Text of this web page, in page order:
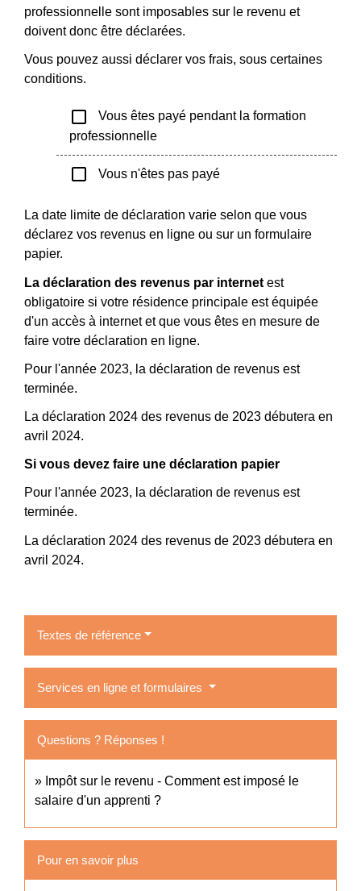
professionnelle sont imposables sur le revenu et
doivent donc être déclarées.
Vous pouvez aussi déclarer vos frais, sous certaines
conditions.
check_box_outline_blank
Vous êtes payé pendant la formation
professionnelle
check_box_outline_blank Vous n'êtes pas payé
La date limite de déclaration varie selon que vous
déclarez vos revenus en ligne ou sur un formulaire
papier.
La déclaration des revenus par internet est
obligatoire si votre résidence principale est équipée
d'un accès à internet et que vous êtes en mesure de
faire votre déclaration en ligne.
Pour l'année 2023, la déclaration de revenus est
terminée.
La déclaration 2024 des revenus de 2023 débutera en
avril 2024.
Si vous devez faire une déclaration papier
Pour l'année 2023, la déclaration de revenus est
terminée.
La déclaration 2024 des revenus de 2023 débutera en
avril 2024.
Textes de référence
Services en ligne et formulaires
Questions ? Réponses !
Impôt sur le revenu - Comment est imposé le
salaire d'un apprenti ?
Pour en savoir plus